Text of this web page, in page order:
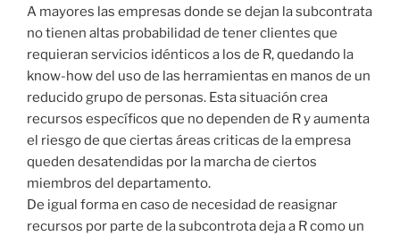
A mayores las empresas donde se dejan la subcontrata
no tienen altas probabilidad de tener clientes que
requieran servicios idénticos a los de R, quedando la
know-how del uso de las herramientas en manos de un
reducido grupo de personas. Esta situación crea
recursos específicos que no dependen de R y aumenta
el riesgo de que ciertas áreas criticas de la empresa
queden desatendidas por la marcha de ciertos
miembros del departamento.
De igual forma en caso de necesidad de reasignar
recursos por parte de la subcontrota deja a R como un